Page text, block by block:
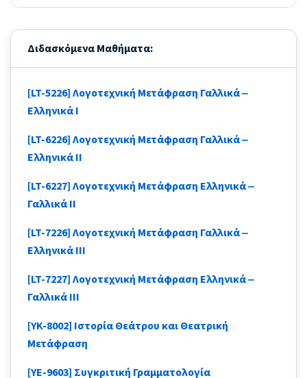
Διδασκόμενα Μαθήματα:
[LT-5226] Λογοτεχνική Μετάφραση Γαλλικά ‒
Ελληνικά Ι
[LT-6226] Λογοτεχνική Μετάφραση Γαλλικά ‒
Ελληνικά II
[LT-6227] Λογοτεχνική Μετάφραση Ελληνικά ‒
Γαλλικά II
[LT-7226] Λογοτεχνική Μετάφραση Γαλλικά ‒
Ελληνικά III
[LT-7227] Λογοτεχνική Μετάφραση Ελληνικά ‒
Γαλλικά III
[YK-8002] Ιστορία Θεάτρου και Θεατρική
Μετάφραση
[YE-9603] Συγκριτική Γραμματολογία